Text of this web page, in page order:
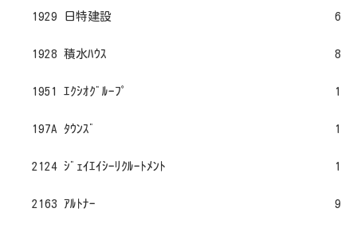
1929 日特建設 6
1928 積水ﾊｳｽ 8
1951 ｴｸｼｵｸﾞﾙｰﾌﾟ 1
197A ﾀｳﾝｽﾞ 1
2124 ｼﾞｪｲｴｲｼｰﾘｸﾙｰﾄﾒﾝﾄ 1
2163 ｱﾙﾄﾅｰ 9